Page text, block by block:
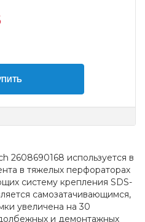
2608690168 используется в
в тяжелых перфораторах
систему крепления SDS-
самозатачивающимся,
увеличена на 30
и демонтажных